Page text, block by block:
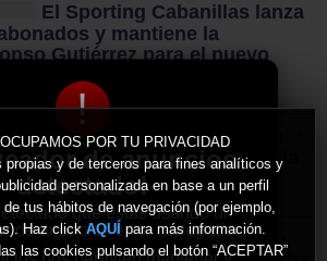
!
de anuncios
detectado!
que estás usando un
de anuncios en tu navegador.
nos permiten mantener y
POR TU PRIVACIDAD
propias y de terceros para fines analíticos y
personalizada en base a un perfil
tus hábitos de navegación (por ejemplo,
Haz click AQUÍ para más información.
las cookies pulsando el botón “ACEPTAR”
El Sporting Cabanillas lanza
y mantiene la
Gutiérrez para el nuevo
El CD Guadalajara afronta
examen de pretemporada
Sigüenza da el pistoletazo